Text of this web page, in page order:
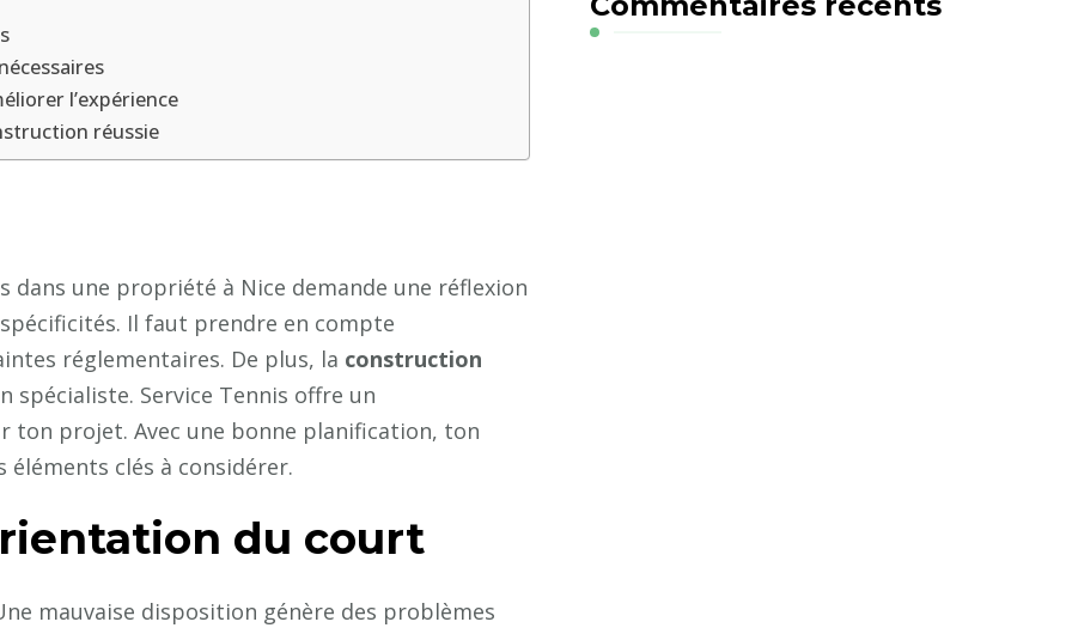
dans
?
l’expérience
réussie
dans une propriété à Nice demande une réflexion
Il faut prendre en compte
réglementaires. De plus, la construction
spécialiste. Service Tennis offre un
projet. Avec une bonne planification, ton
clés à considérer.
du court
mauvaise disposition génère des problèmes